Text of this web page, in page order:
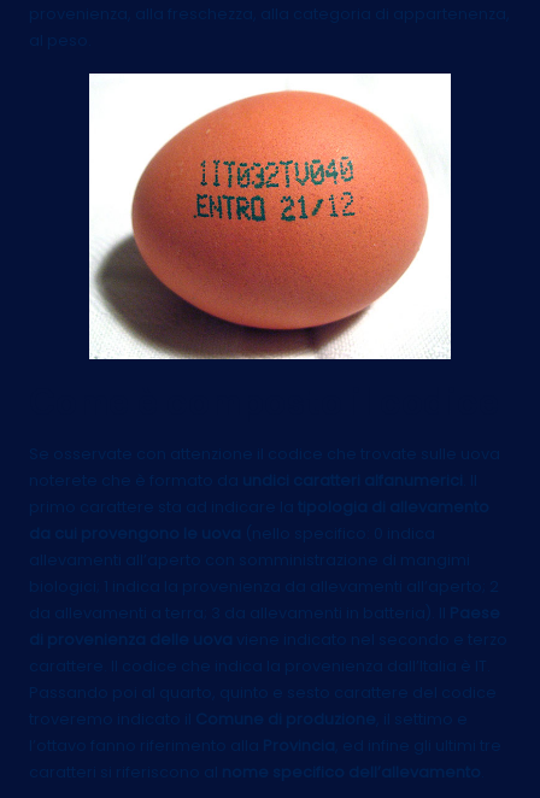
provenienza, alla freschezza, alla categoria di appartenenza,
al peso.
Se osservate con attenzione il codice che trovate sulle uova
noterete che è formato da
undici caratteri alfanumerici
primo carattere sta ad indicare la
tipologia di allevamento
da cui provengono le uova
(nello specifico: 0 indica
allevamenti all’aperto con somministrazione di mangimi
biologici; 1 indica la provenienza da allevamenti all’aperto; 2
da allevamenti a terra; 3 da allevamenti in batteria). Il
Paese
di provenienza delle uova
viene indicato nel secondo e terzo
carattere. Il codice che indica la provenienza dall’Italia è IT.
Passando poi al quarto, quinto e sesto carattere del codice
troveremo indicato il
Comune di produzione
, il settimo e
l’ottavo fanno riferimento alla
Provincia
, ed infine gli ultimi tre
caratteri si riferiscono al
nome specifico dell’allevamento